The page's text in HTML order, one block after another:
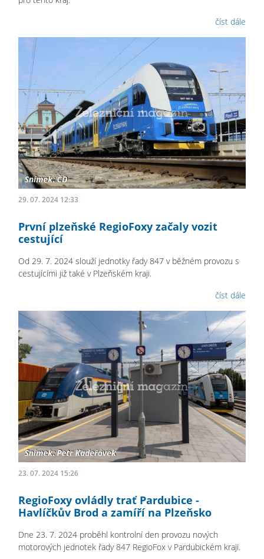
číst dále
29. 07. 2024 12:33
První plzeňské RegioFoxy začaly vozit
cestující
Od 29. 7. 2024 slouží jednotky řady 847 v běžném provozu s
cestujícími již také v Plzeňském kraji.
číst dále
23. 07. 2024 15:26
RegioFoxy ovládly trať Pardubice -
Havlíčkův Brod a zamíří na Plzeňsko
Dne 23. 7. 2024 proběhl kontrolní den provozu nových
motorových jednotek řady 847 RegioFox v Pardubickém kraji.